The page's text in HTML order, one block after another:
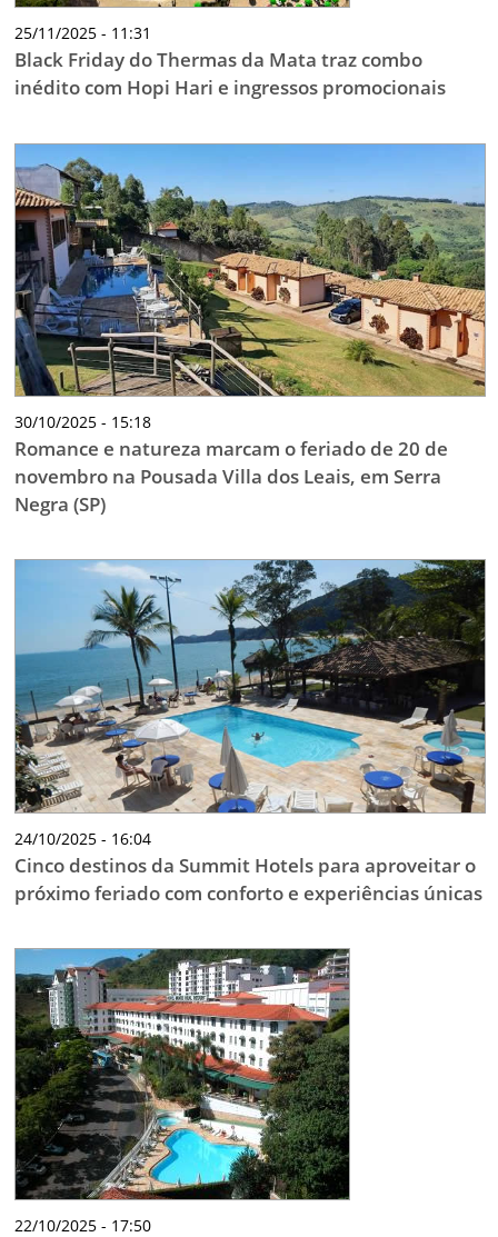
25/11/2025 - 11:31
Black Friday do Thermas da Mata traz combo
inédito com Hopi Hari e ingressos promocionais
30/10/2025 - 15:18
Romance e natureza marcam o feriado de 20 de
novembro na Pousada Villa dos Leais, em Serra
Negra (SP)
24/10/2025 - 16:04
Cinco destinos da Summit Hotels para aproveitar o
próximo feriado com conforto e experiências únicas
22/10/2025 - 17:50